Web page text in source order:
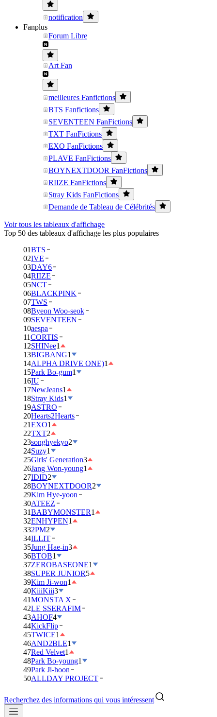
notification
Fanplus
Forum Libre
Art Fan
meilleures Fanfictions
BTS Fanfictions
SEVENTEEN FanFictions
TXT FanFictions
EXO FanFictions
PLAVE FanFictions
BOYNEXTDOOR FanFictions
RIIZE FanFictions
Stray Kids FanFictions
Demande de Tableau de Célébrités
Voir tous les tableaux d'affichage
Top 50 des tableaux d'affichage les plus populaires
01BTS
02IVE
03DAY6
04RIIZE
05NCT
06BLACKPINK
07TWS
08Byeon Woo-seok
09SEVENTEEN
10aespa
11CORTIS
12SHINee1
13BIGBANG1
14ALPHA DRIVE ONE)1
15Park Bo-gum1
16IU
17NewJeans1
18Stray Kids1
19ASTRO
20Hearts2Hearts
21EXO1
22TXT2
23songhyekyo2
24Suzy1
25Girls' Generation3
26Jang Won-young1
27IDID2
28BOYNEXTDOOR2
29Kim Hye-yoon
30ATEEZ
31BABYMONSTER1
32ENHYPEN1
332PM2
34ILLIT
35Jung Hae-in3
36BTOB1
37ZEROBASEONE1
38SUPER JUNIOR5
39Kim Ji-won1
40KiiiKiii3
41MONSTA X
42LE SSERAFIM
43AHOF4
44KickFlip
45TWICE1
46AND2BLE1
47Red Velvet1
48Park Bo-young1
49Park Ji-hoon
50ALLDAY PROJECT
Recherchez des informations qui vous intéressent